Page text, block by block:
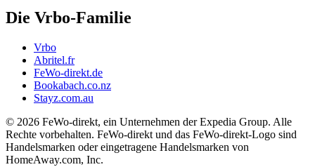
Die Vrbo-Familie
Vrbo
Abritel.fr
FeWo-direkt.de
Bookabach.co.nz
Stayz.com.au
© 2026 FeWo-direkt, ein Unternehmen der Expedia Group. Alle
Rechte vorbehalten. FeWo-direkt und das FeWo-direkt-Logo sind
Handelsmarken oder eingetragene Handelsmarken von
HomeAway.com, Inc.